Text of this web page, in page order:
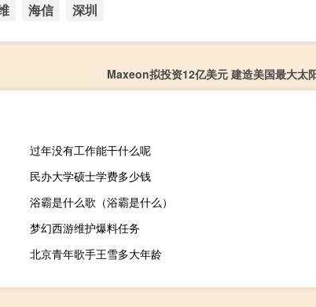
海信 深圳
Maxeon拟投资12亿美元 建造美国最大太
过年没有工作能干什么呢
民办大学硕士学费多少钱
浴霸是什么歌（浴霸是什么）
梦幻西游维护爆料任务
北京青年歌手王雪多大年龄